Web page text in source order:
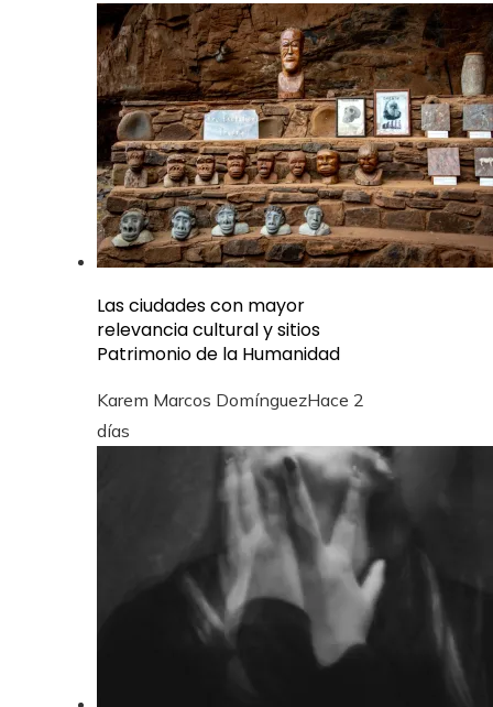
Las ciudades con mayor
relevancia cultural y sitios
Patrimonio de la Humanidad
Karem Marcos DomínguezHace 2
días